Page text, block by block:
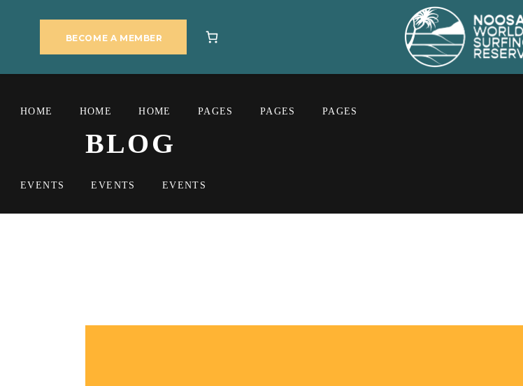
BECOME A MEMBER
HOME HOME HOME PAGES PAGES PAGES
EVENTS EVENTS EVENTS
BLOG